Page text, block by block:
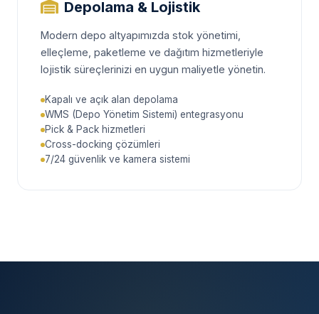
Depolama & Lojistik
Modern depo altyapımızda stok yönetimi,
elleçleme, paketleme ve dağıtım hizmetleriyle
lojistik süreçlerinizi en uygun maliyetle yönetin.
Kapalı ve açık alan depolama
WMS (Depo Yönetim Sistemi) entegrasyonu
Pick & Pack hizmetleri
Cross-docking çözümleri
7/24 güvenlik ve kamera sistemi